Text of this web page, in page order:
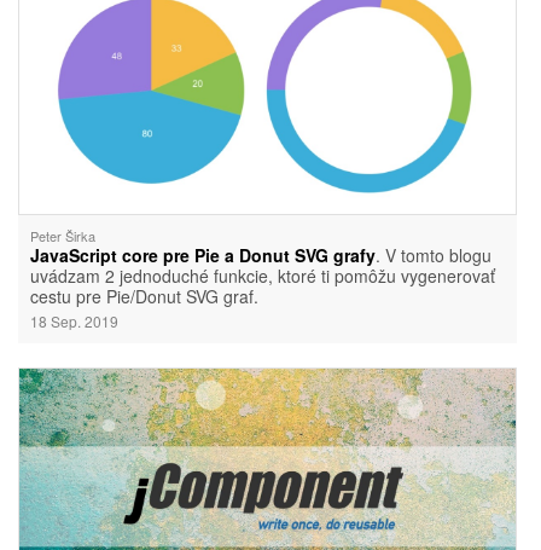
Peter Širka
JavaScript core pre Pie a Donut SVG grafy. V tomto blogu
uvádzam 2 jednoduché funkcie, ktoré ti pomôžu vygenerovať
cestu pre Pie/Donut SVG graf.
18 Sep. 2019